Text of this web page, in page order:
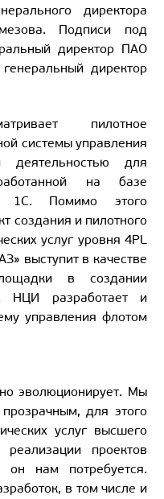
директора
Подписи под
директор ПАО
директор
пилотное
системы управления
деятельностью для
на базе
1С. Помимо этого
создания и пилотного
услуг уровня 4PL
выступит в качестве
в создании
НЦИ разработает и
управления флотом
эволюционирует. Мы
для этого
услуг высшего
проектов
нам потребуется.
в том числе и